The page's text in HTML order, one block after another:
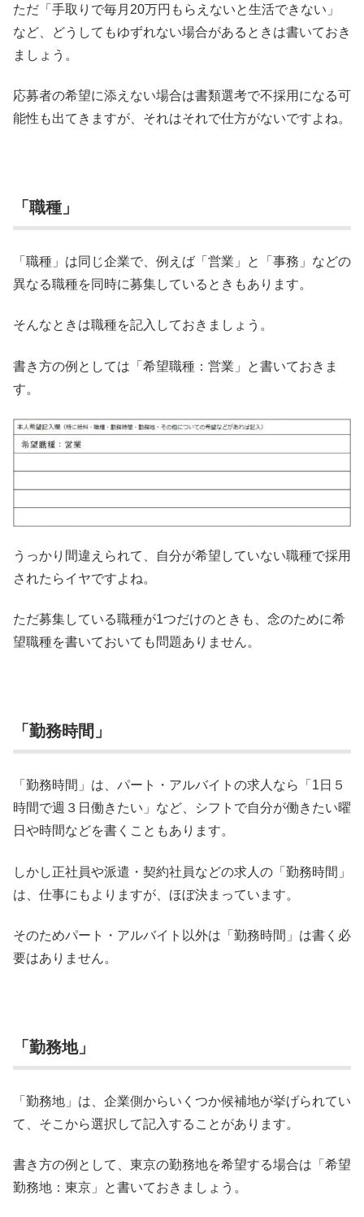
ただ「手取りで毎月20万円もらえないと生活できない」
など、どうしてもゆずれない場合があるときは書いておき
ましょう。
応募者の希望に添えない場合は書類選考で不採用になる可
能性も出てきますが、それはそれで仕方がないですよね。
「職種」
「職種」は同じ企業で、例えば「営業」と「事務」などの
異なる職種を同時に募集しているときもあります。
そんなときは職種を記入しておきましょう。
書き方の例としては「希望職種：営業」と書いておきま
す。
うっかり間違えられて、自分が希望していない職種で採用
されたらイヤですよね。
ただ募集している職種が1つだけのときも、念のために希
望職種を書いておいても問題ありません。
「勤務時間」
「勤務時間」は、パート・アルバイトの求人なら「1日５
時間で週３日働きたい」など、シフトで自分が働きたい曜
日や時間などを書くこともあります。
しかし正社員や派遣・契約社員などの求人の「勤務時間」
は、仕事にもよりますが、ほぼ決まっています。
そのためパート・アルバイト以外は「勤務時間」は書く必
要はありません。
「勤務地」
「勤務地」は、企業側からいくつか候補地が挙げられてい
て、そこから選択して記入することがあります。
書き方の例として、東京の勤務地を希望する場合は「希望
勤務地：東京」と書いておきましょう。